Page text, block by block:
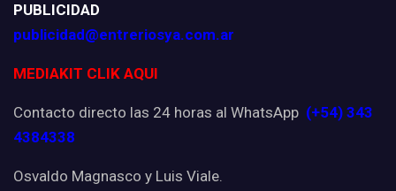
PUBLICIDAD
publicidad@entreriosya.com.ar
MEDIAKIT CLIK AQUI
Contacto directo las 24 horas al WhatsApp (+54) 343
4384338
Osvaldo Magnasco y Luis Viale.